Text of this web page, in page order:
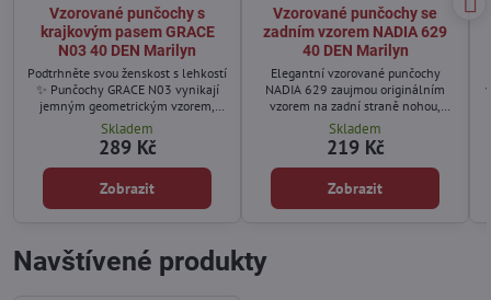
Vzorované punčochy s
krajkovým pasem GRACE
N03 40 DEN Marilyn
Podtrhněte svou ženskost s lehkostí
✨ Punčochy GRACE N03 vynikají
jemným geometrickým vzorem,
který působí moderně a zároveň
velmi elegantně. Krajkový pas se
silikonovým proužkem zajišťuje
perfektní držení a pohodlí při
nošení.
Skladem
289 Kč
Zobrazit
Vzorované punčochy se
zadním vzorem NADIA 629
40 DEN Marilyn
Elegantní vzorované punčochy
NADIA 629 zaujmou originálním
vzorem na zadní straně nohou,
který opticky prodlužuje siluetu a
dodává outfitu šmrnc.
Skladem
219 Kč
Zobrazit
Navštívené produkty